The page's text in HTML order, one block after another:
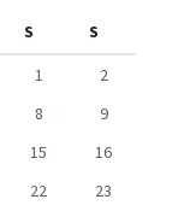
S
S
1
2
8
9
15
16
22
23